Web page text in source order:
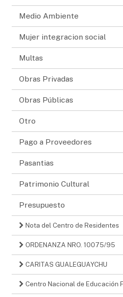
Medio Ambiente
Mujer integracion social
Multas
Obras Privadas
Obras Públicas
Otro
Pago a Proveedores
Pasantias
Patrimonio Cultural
Presupuesto
Nota del Centro de Residentes
ORDENANZA NRO. 10075/95
CARITAS GUALEGUAYCHU
Centro Nacional de Educación